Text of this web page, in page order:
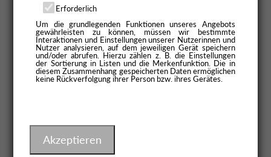
Erforderlich
Um die grundlegenden Funktionen unseres Angebots
gewährleisten zu können, müssen wir bestimmte
Interaktionen und Einstellungen unserer Nutzerinnen und
Nutzer analysieren, auf dem jeweiligen Gerät speichern
und/oder abrufen. Hierzu zählen z. B. die Einstellungen
der Sortierung in Listen und die Merkenfunktion. Die in
diesem Zusammenhang gespeicherten Daten ermöglichen
keine Rückverfolgung ihrer Person bzw. ihres Gerätes.
Akzeptieren